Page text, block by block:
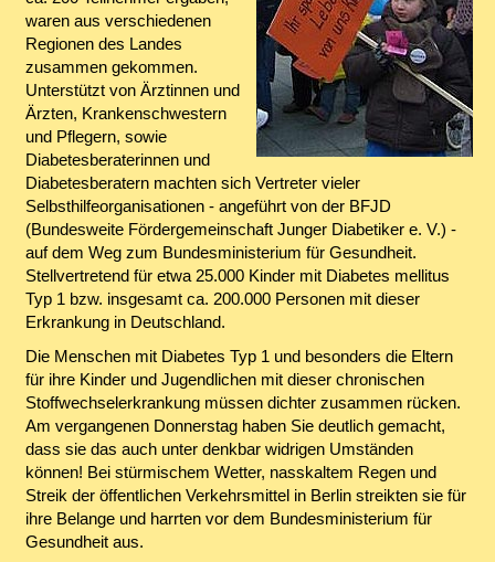
waren aus verschiedenen
Regionen des Landes
zusammen gekommen.
Unterstützt von Ärztinnen und
Ärzten, Krankenschwestern
und Pflegern, sowie
Diabetesberaterinnen und
Diabetesberatern machten sich Vertreter vieler
Selbsthilfeorganisationen - angeführt von der BFJD
(Bundesweite Fördergemeinschaft Junger Diabetiker e. V.) -
auf dem Weg zum Bundesministerium für Gesundheit.
Stellvertretend für etwa 25.000 Kinder mit Diabetes mellitus
Typ 1 bzw. insgesamt ca. 200.000 Personen mit dieser
Erkrankung in Deutschland.
Die Menschen mit Diabetes Typ 1 und besonders die Eltern
für ihre Kinder und Jugendlichen mit dieser chronischen
Stoffwechselerkrankung müssen dichter zusammen rücken.
Am vergangenen Donnerstag haben Sie deutlich gemacht,
dass sie das auch unter denkbar widrigen Umständen
können! Bei stürmischem Wetter, nasskaltem Regen und
Streik der öffentlichen Verkehrsmittel in Berlin streikten sie für
ihre Belange und harrten vor dem Bundesministerium für
Gesundheit aus.